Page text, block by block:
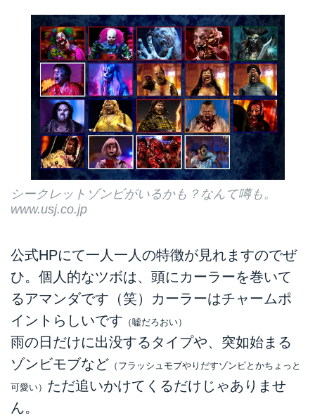
シークレットゾンビがいるかも？なんて噂も。
www.usj.co.jp
公式HPにて一人一人の特徴が見れますのでぜ
ひ。個人的なツボは、頭にカーラーを巻いて
るアマンダです（笑）カーラーはチャームポ
イントらしいです （嘘だろおい）
雨の日だけに出没するタイプや、突如始まる
ゾンビモブなど （フラッシュモブやりだすゾンビとかちょっと
可愛い） ただ追いかけてくるだけじゃありませ
ん。